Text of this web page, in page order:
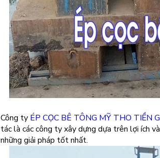
Công ty ÉP CỌC BÊ TÔNG MỸ THO TIỀN
tác là các công ty xây dựng dựa trên lợi ích
những giải pháp tốt nhất.